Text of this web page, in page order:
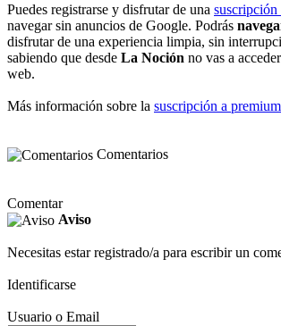
Puedes registrarse y disfrutar de una
navegar sin anuncios de Google. Podrás
disfrutar de una experiencia limpia, sin
sabiendo que desde La Noción no vas a
web.
Más información sobre la suscripción a premium
Comentarios
Comentar
Aviso
Necesitas estar registrado/a para escribir un
Identificarse
Usuario o Email